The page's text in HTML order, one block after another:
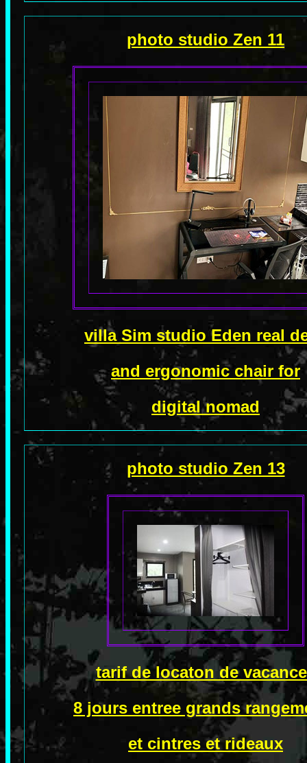
photo studio Zen 11
villa Sim studio Eden real
and ergonomic chair for
digital nomad
photo studio Zen 13
tarif de locaton de
8 jours entree grands
et cintres et rideaux